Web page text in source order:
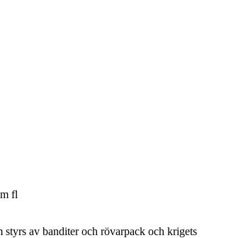
fl
av banditer och rövarpack och krigets